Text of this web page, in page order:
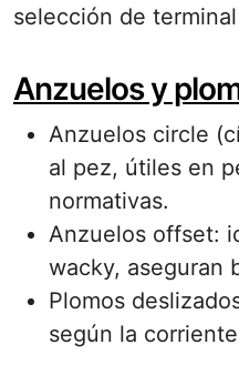
selección de
Anzuelos y
Anzuelos circle
al pez, útiles en
normativas.
Anzuelos offset:
wacky, aseguran
Plomos
según la